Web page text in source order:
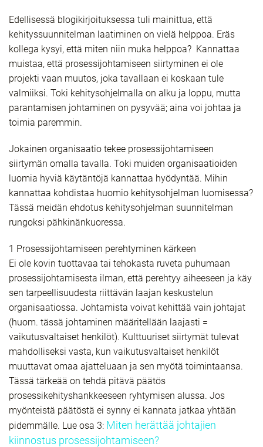
Edellisessä blogikirjoituksessa tuli mainittua, että
kehityssuunnitelman laatiminen on vielä helppoa. Eräs
kollega kysyi, että miten niin muka helppoa? Kannattaa
muistaa, että prosessijohtamiseen siirtyminen ei ole
projekti vaan muutos, joka tavallaan ei koskaan tule
valmiiksi. Toki kehitysohjelmalla on alku ja loppu, mutta
parantamisen johtaminen on pysyvää; aina voi johtaa ja
toimia paremmin.
Jokainen organisaatio tekee prosessijohtamiseen
siirtymän omalla tavalla. Toki muiden organisaatioiden
luomia hyviä käytäntöjä kannattaa hyödyntää. Mihin
kannattaa kohdistaa huomio kehitysohjelman luomisessa?
Tässä meidän ehdotus kehitysohjelman suunnitelman
rungoksi pähkinänkuoressa.
1 Prosessijohtamiseen perehtyminen kärkeen
Ei ole kovin tuottavaa tai tehokasta ruveta puhumaan
prosessijohtamisesta ilman, että perehtyy aiheeseen ja käy
sen tarpeellisuudesta riittävän laajan keskustelun
organisaatiossa. Johtamista voivat kehittää vain johtajat
(huom. tässä johtaminen määritellään laajasti =
vaikutusvaltaiset henkilöt). Kulttuuriset siirtymät tulevat
mahdolliseksi vasta, kun vaikutusvaltaiset henkilöt
muuttavat omaa ajatteluaan ja sen myötä toimintaansa.
Tässä tärkeää on tehdä pitävä päätös
prosessikehityshankkeeseen ryhtymisen alussa. Jos
myönteistä päätöstä ei synny ei kannata jatkaa yhtään
pidemmälle. Lue osa 3: Miten herättää johtajien
kiinnostus prosessijohtamiseen?